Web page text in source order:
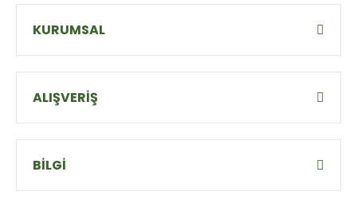
KURUMSAL
ALIŞVERİŞ
BİLGİ